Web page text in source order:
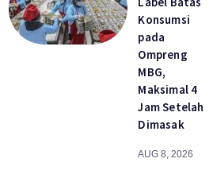
Konsumsi
pada
Ompreng
MBG,
Maksimal 4
Jam Setelah
Dimasak
AUG 8, 2026